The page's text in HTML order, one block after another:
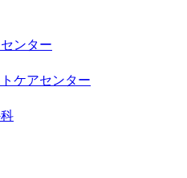
ンター
ケアセンター